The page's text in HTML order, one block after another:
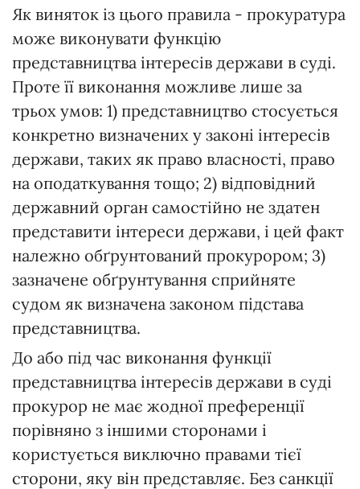
Як виняток із цього правила - прокуратура
може виконувати функцію
представництва інтересів держави в суді.
Проте її виконання можливе лише за
трьох умов: 1) представництво стосується
конкретно визначених у законі інтересів
держави, таких як право власності, право
на оподаткування тощо; 2) відповідний
державний орган самостійно не здатен
представити інтереси держави, і цей факт
належно обґрунтований прокурором; 3)
зазначене обґрунтування сприйняте
судом як визначена законом підстава
представництва.
До або під час виконання функції
представництва інтересів держави в суді
прокурор не має жодної преференції
порівняно з іншими сторонами і
користується виключно правами тієї
сторони, яку він представляє. Без санкції